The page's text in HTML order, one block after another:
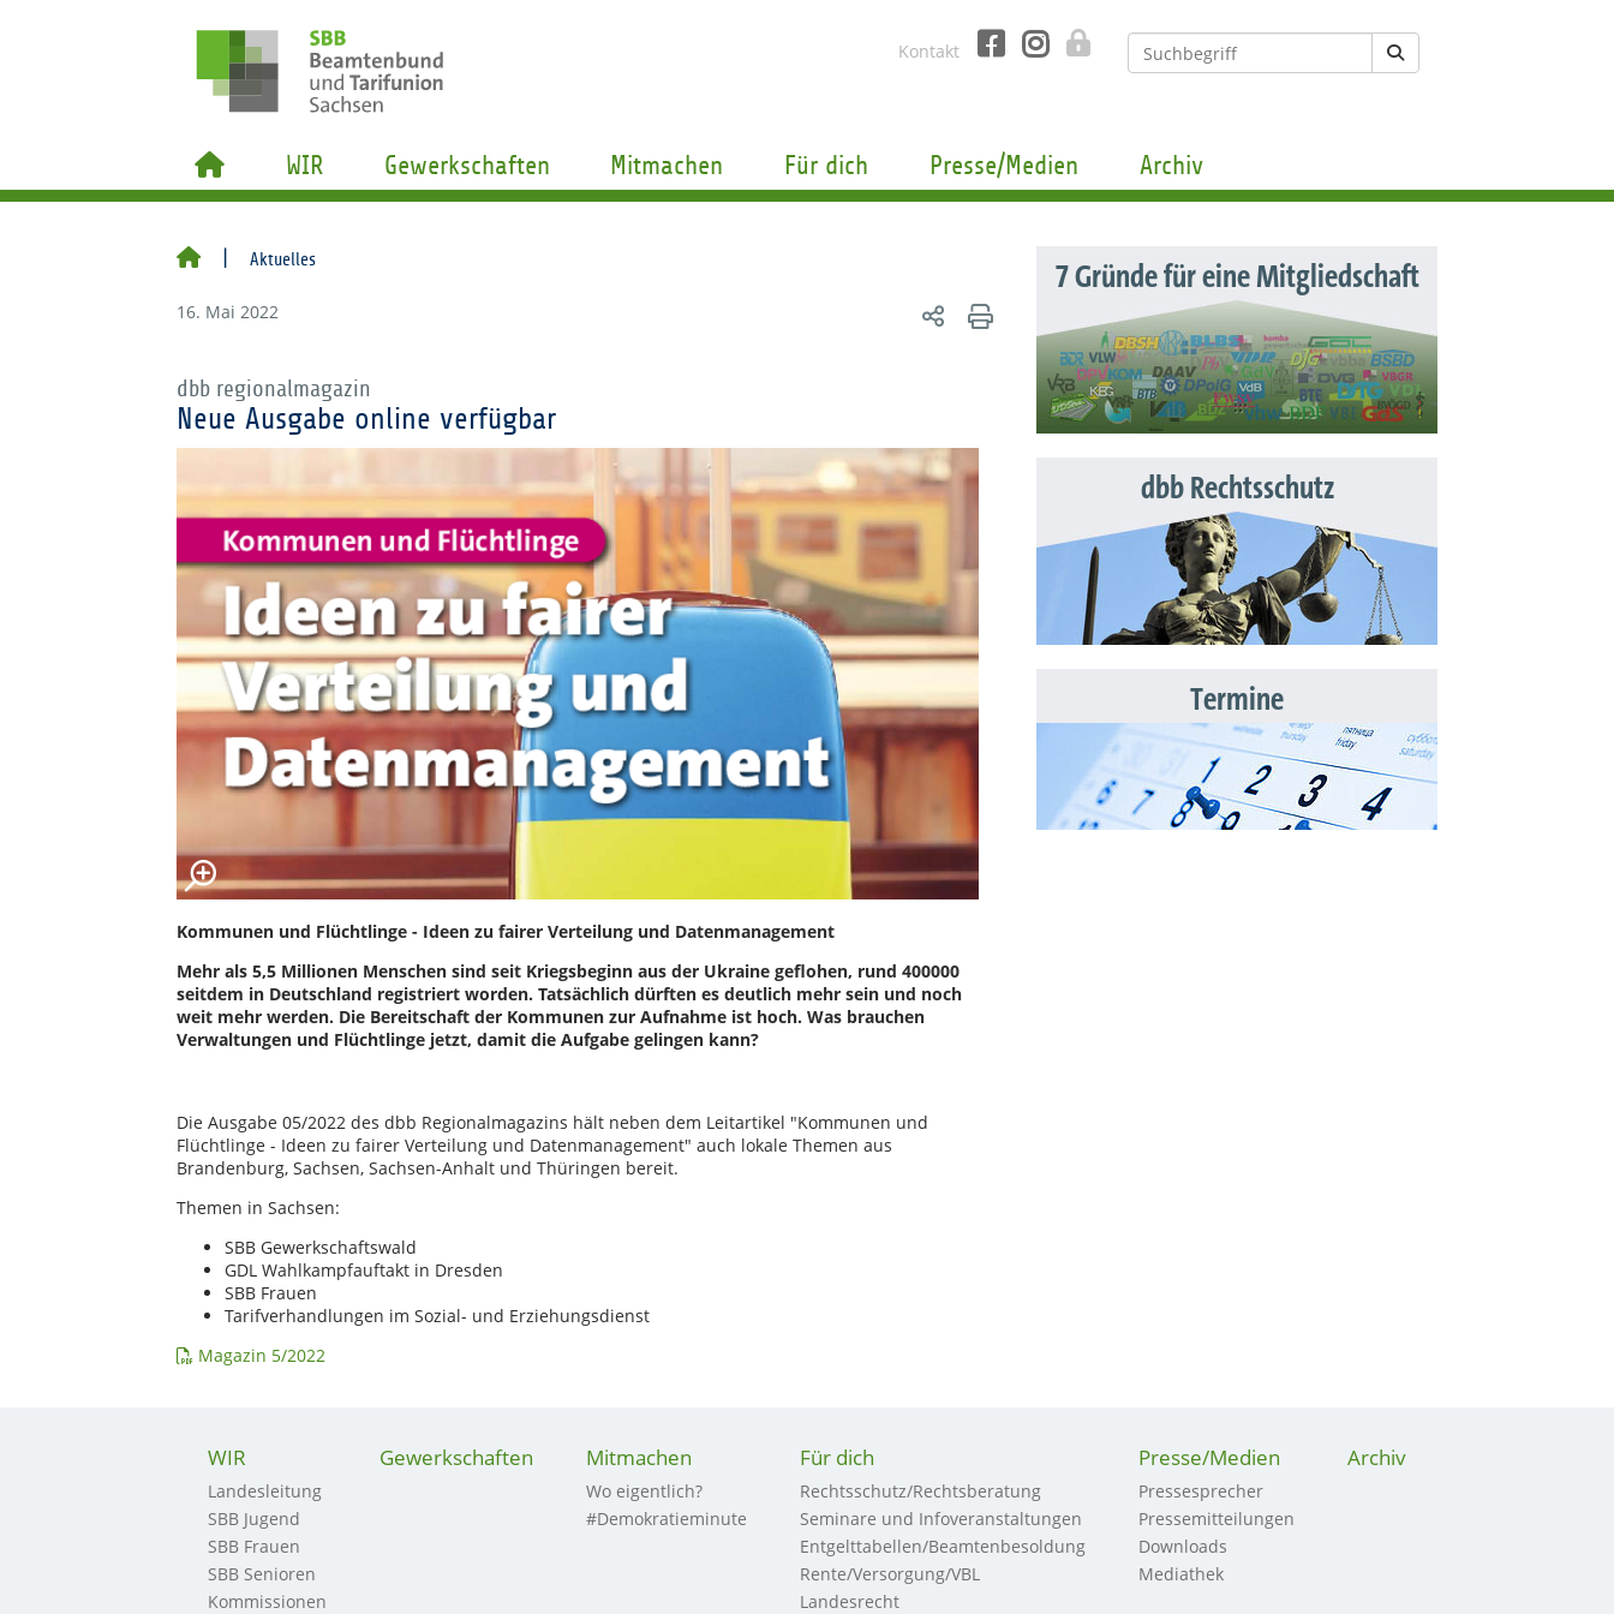
Kontakt
WIR Gewerkschaften Mitmachen Für dich Presse/Medien Archiv
Aktuelles
16. Mai 2022
dbb regionalmagazin
Neue Ausgabe online verfügbar
Kommunen und Flüchtlinge - Ideen zu fairer Verteilung und Datenmanagement
Mehr als 5,5 Millionen Menschen sind seit Kriegsbeginn aus der Ukraine geflohen, rund 400000
seitdem in Deutschland registriert worden. Tatsächlich dürften es deutlich mehr sein und noch
weit mehr werden. Die Bereitschaft der Kommunen zur Aufnahme ist hoch. Was brauchen
Verwaltungen und Flüchtlinge jetzt, damit die Aufgabe gelingen kann?
Die Ausgabe 05/2022 des dbb Regionalmagazins hält neben dem Leitartikel "Kommunen und
Flüchtlinge - Ideen zu fairer Verteilung und Datenmanagement" auch lokale Themen aus
Brandenburg, Sachsen, Sachsen-Anhalt und Thüringen bereit.
Themen in Sachsen:
SBB Gewerkschaftswald
GDL Wahlkampfauftakt in Dresden
SBB Frauen
Tarifverhandlungen im Sozial- und Erziehungsdienst
Magazin 5/2022
7 Gründe für eine Mitgliedschaft
dbb Rechtsschutz
Termine
WIR
Landesleitung
SBB Jugend
SBB Frauen
SBB Senioren
Kommissionen
Gewerkschaften Mitmachen
Wo eigentlich?
#Demokratieminute
Für dich
Rechtsschutz/Rechtsberatung
Seminare und Infoveranstaltungen
Entgelttabellen/Beamtenbesoldung
Rente/Versorgung/VBL
Landesrecht
Presse/Medien
Pressesprecher
Pressemitteilungen
Downloads
Mediathek
Archiv